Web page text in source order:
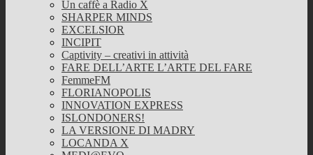
Un caffè a Radio X
SHARPER MINDS
EXCELSIOR
INCIPIT
Captivity – creativi in attività
FARE DELL’ARTE L’ARTE DEL FARE
FemmeFM
FLORIANOPOLIS
INNOVATION EXPRESS
ISLONDONERS!
LA VERSIONE DI MADRY
LOCANDA X